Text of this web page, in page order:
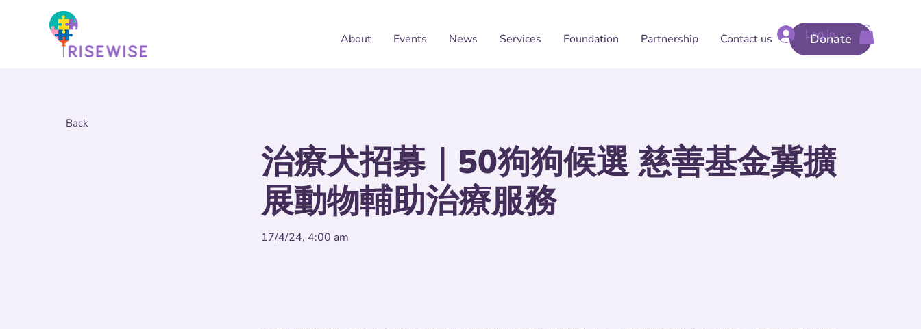
Donate
About Events News Services Foundation Partnership Contact us Log In
Back
治療⽝招募｜50狗狗候選 慈善基⾦冀擴
展動物輔助治療服務
17/4/24, 4:00 am